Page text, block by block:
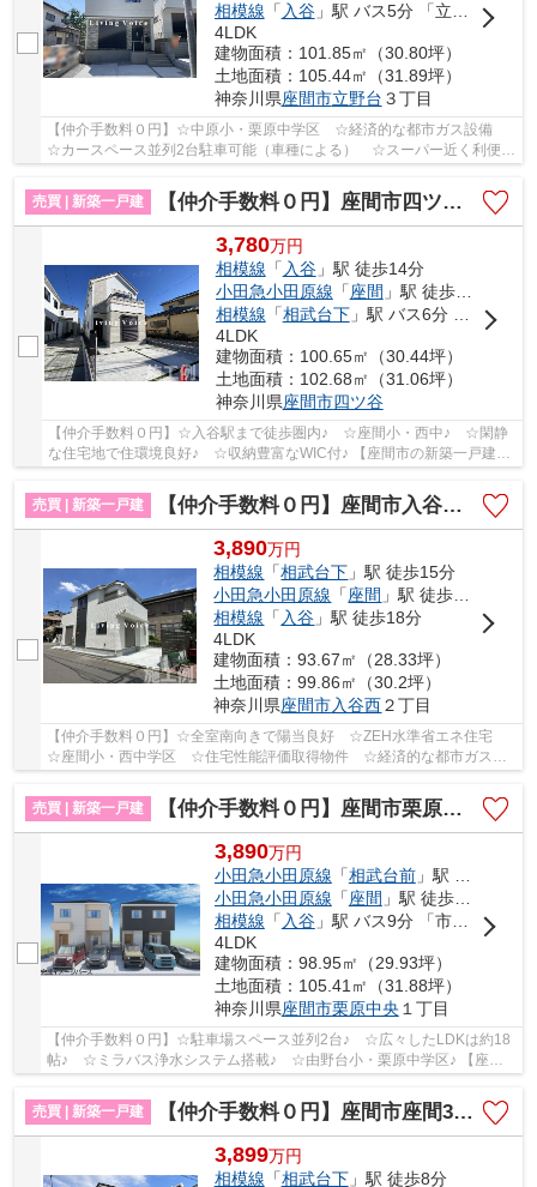
相模線 「 入谷」駅 バス5分 「立野台公園北」 停歩9分
4LDK
建物面積：101.85㎡（30.80坪）
土地面積：105.44㎡（31.89坪）
神奈川県座間市立野台 ３丁目
【仲介手数料０円】☆中原小・栗原中学区 ☆経済的な都市ガス設備
☆カースペース並列2台駐車可能（車種による） ☆スーパー近く利便性
売買 | 新築一戸建
【仲介手数料０円】座間市四ツ谷 新築一戸建て
3,780万円
相模線 「 入谷」駅 徒歩14分
小田急小田原線 「座間 」駅 徒歩23分
相模線 「相武台下」駅 バス6分 停歩2分
4LDK
建物面積：100.65㎡（30.44坪）
土地面積：102.68㎡（31.06坪）
神奈川県座間市四ツ谷
【仲介手数料０円】☆入谷駅まで徒歩圏内♪ ☆座間小・西中♪ ☆閑静
な住宅地で住環境良好♪ ☆収納豊富なWIC付♪ 【座間市の新築一戸建て
売買 | 新築一戸建
【仲介手数料０円】座間市入谷西2丁目 新築一戸建て 全2棟
3,890万円
相模線 「相武台下 」駅 徒歩15分
小田急小田原線 「座間 」駅 徒歩19分
相模線 「 入谷 」駅 徒歩18分
4LDK
建物面積：93.67㎡（28.33坪）
土地面積：99.86㎡（30.2坪）
神奈川県座間市入谷西２丁目
【仲介手数料０円】☆全室南向きで陽当良好 ☆ZEH水準省エネ住宅
☆座間小・西中学区 ☆住宅性能評価取得物件 ☆経済的な都市ガス設
備 ☆駅徒歩圏内の立地 ☆地震に安心の耐震等級3♪ 【...
売買 | 新築一戸建
【仲介手数料０円】座間市栗原中央1丁目2期 新築一戸建て 全2棟
3,890万円
小田急小田原線 「相武台前」駅 バス4分 「バス停」 停歩6分
小田急小田原線 「座間 」駅 徒歩23分
相模線 「 入谷」駅 バス9分 「市営住宅前（座間市）」 停歩11分
4LDK
建物面積：98.95㎡（29.93坪）
土地面積：105.41㎡（31.88坪）
神奈川県座間市栗原中央 １丁目
【仲介手数料０円】☆駐車場スペース並列2台♪ ☆広々したLDKは約18
帖♪ ☆ミラバス浄水システム搭載♪ ☆由野台小・栗原中学区♪ 【座間
市の新築一戸建てのことならリビングボイスにお任せ...
売買 | 新築一戸建
【仲介手数料０円】座間市座間3期 新築一戸建て 1号棟 全2棟
3,899万円
相模線 「相武台下」駅 徒歩8分